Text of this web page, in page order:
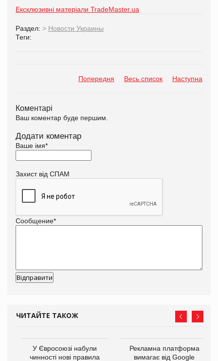
Ексклюзивні матеріали TradeMaster.ua
Раздел: > Новости Украины
Теги:
Попередня Весь список Наступна
Коментарі
Ваш коментар буде першим.
Додати коментар
Ваше імя*
Захист від СПАМ
Сообщение*
ЧИТАЙТЕ ТАКОЖ
У Євросоюзі набули
чинності нові правила
Рекламна платформа
вимагає від Google